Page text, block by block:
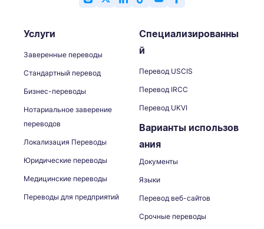
Услуги
Заверенные переводы
Стандартный перевод
Бизнес-переводы
Нотариальное заверение
переводов
Локализация Переводы
Юридические переводы
Медицинские переводы
Переводы для предприятий
Специализированны
й
Перевод USCIS
Перевод IRCC
Перевод UKVI
Варианты использов
ания
Документы
Языки
Перевод веб-сайтов
Срочные переводы